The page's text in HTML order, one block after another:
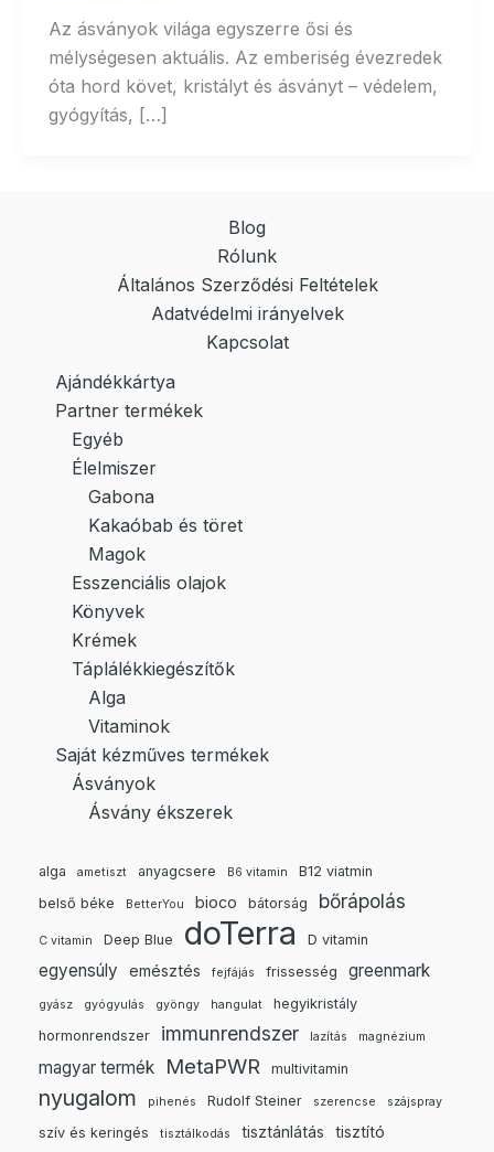
Az ásványok világa egyszerre ősi és
mélységesen aktuális. Az emberiség évezredek
óta hord követ, kristályt és ásványt – védelem,
gyógyítás, […]
Blog
Rólunk
Általános Szerződési Feltételek
Adatvédelmi irányelvek
Kapcsolat
Ajándékkártya
Partner termékek
Egyéb
Élelmiszer
Gabona
Kakaóbab és töret
Magok
Esszenciális olajok
Könyvek
Krémek
Táplálékkiegészítők
Alga
Vitaminok
Saját kézműves termékek
Ásványok
Ásvány ékszerek
alga ametiszt anyagcsere B6 vitamin
B12 viatmin
belső béke
BetterYou bioco bátorság bőrápolás
C vitamin Deep Blue doTerra D vitamin
egyensúly emésztés fejfájás frissesség greenmark
gyász gyógyulás gyöngy hangulat
hegyikristály
hormonrendszer
immunrendszer lazítás magnézium
magyar termék MetaPWR multivitamin
nyugalom pihenés Rudolf Steiner szerencse szájspray
szív és keringés tisztálkodás tisztánlátás tisztító